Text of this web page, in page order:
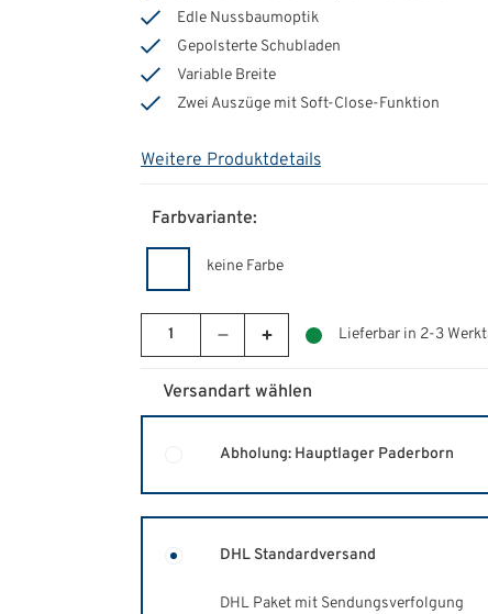
Edle Nussbaumoptik
Gepolsterte Schubladen
Variable Breite
Zwei Auszüge mit Soft-Close-Funktion
Weitere Produktdetails
Farbvariante:
keine Farbe
Lieferbar in 2-3
Versandart wählen
Abholung: Hauptlager Paderborn
DHL Standardversand
DHL Paket mit Sendungsverfolgung